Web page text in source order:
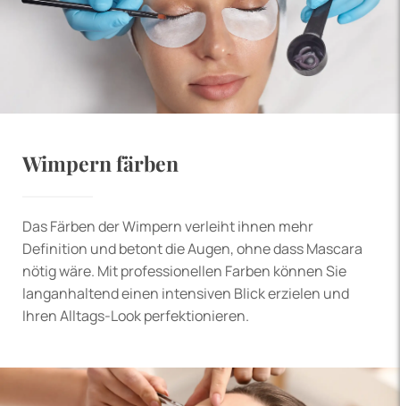
Wimpern färben
Das Färben der Wimpern verleiht ihnen mehr
Definition und betont die Augen, ohne dass Mascara
nötig wäre. Mit professionellen Farben können Sie
langanhaltend einen intensiven Blick erzielen und
Ihren Alltags-Look perfektionieren.